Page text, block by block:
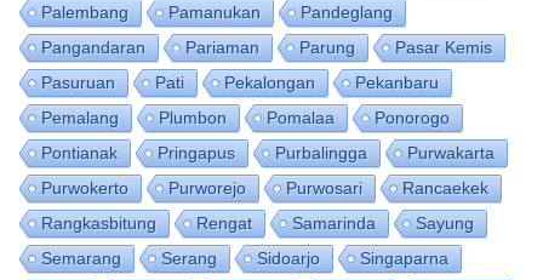
Palembang
Pamanukan
Pandeglang
Pangandaran
Pariaman Parung
Pasar Kemis
Pasuruan
Pati Pekalongan
Pekanbaru
Pemalang
Plumbon Pomalaa
Ponorogo
Pontianak
Pringapus Purbalingga
Purwakarta
Purwokerto
Purworejo Purwosari
Rancaekek
Rangkasbitung
Rengat Samarinda
Sayung
Semarang
Serang Sidoarjo
Singaparna